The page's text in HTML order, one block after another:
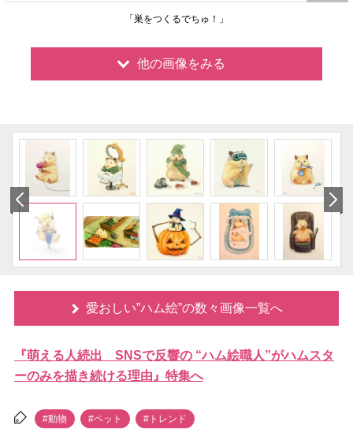
「巣をつくるでちゅ！」
他の画像をみる
愛おしい”ハム絵”の数々画像一覧へ
『萌える人続出 SNSで反響の “ハム絵職人”がハムスタ
ーのみを描き続ける理由』特集へ
#動物 #ペット #トレンド